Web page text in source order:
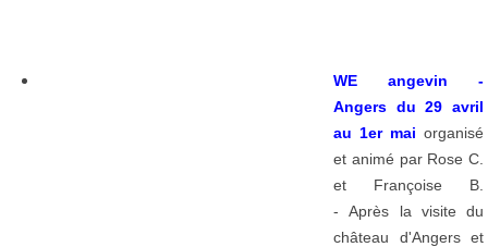
WE angevin -
Angers du 29 avril
au 1er mai organisé
et animé par Rose C.
et Françoise B.
- Après la visite du
château d'Angers et